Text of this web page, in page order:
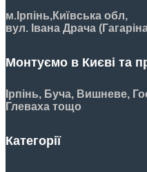
м.Ірпінь,Київська обл,
вул. Івана Драча
Монтуємо в Києві та
Ірпінь, Буча, Вишневе,
Глеваха тощо
Категорії